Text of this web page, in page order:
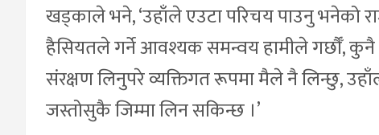
खड्काले भने, ‘उहाँले एउटा परिचय पाउनु भनेको
हैसियतले गर्ने आवश्यक समन्वय हामीले गर्छौँ, कुनै
संरक्षण लिनुपरे व्यक्तिगत रूपमा मैले नै लिन्छु,
जस्तोसुकै जिम्मा लिन सकिन्छ ।’